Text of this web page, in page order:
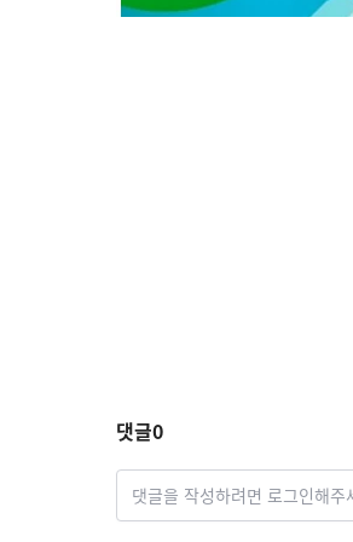
댓글0
댓글을 작성하려면 로그인해주